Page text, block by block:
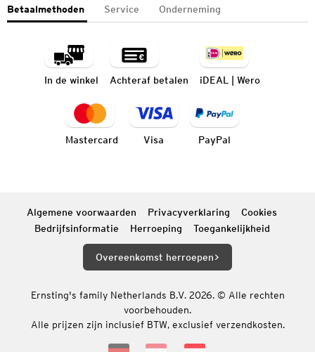
Betaalmethoden Service Onderneming
In de winkel Achteraf betalen iDEAL | Wero
Mastercard Visa PayPal
Algemene voorwaarden Privacyverklaring
Cookies
Bedrijfsinformatie
Herroeping Toegankelijkheid
Overeenkomst herroepen
Ernsting's family Netherlands B.V. 2026. © Alle rechten
voorbehouden.
Alle prijzen zijn inclusief BTW, exclusief verzendkosten.